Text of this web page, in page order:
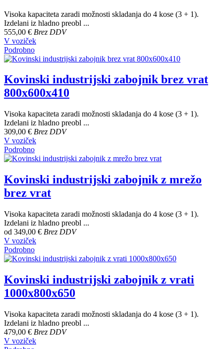
Visoka kapaciteta zaradi možnosti skladanja do 4 kose (3 + 1).
Izdelani iz hladno preobl ...
555,00 € Brez DDV
V voziček
Podrobno
Kovinski industrijski zabojnik brez vrat
800x600x410
Visoka kapaciteta zaradi možnosti skladanja do 4 kose (3 + 1).
Izdelani iz hladno preobl ...
309,00 € Brez DDV
V voziček
Podrobno
Kovinski industrijski zabojnik z mrežo
brez vrat
Visoka kapaciteta zaradi možnosti skladanja do 4 kose (3 + 1).
Izdelani iz hladno preobl ...
od 349,00 € Brez DDV
V voziček
Podrobno
Kovinski industrijski zabojnik z vrati
1000x800x650
Visoka kapaciteta zaradi možnosti skladanja do 4 kose (3 + 1).
Izdelani iz hladno preobl ...
479,00 € Brez DDV
V voziček